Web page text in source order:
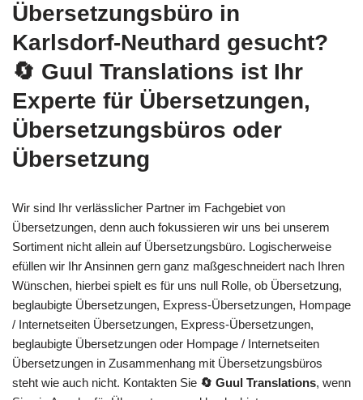
Übersetzungsbüro in
Karlsdorf-Neuthard gesucht?
🔄 Guul Translations ist Ihr
Experte für Übersetzungen,
Übersetzungsbüros oder
Übersetzung
Wir sind Ihr verlässlicher Partner im Fachgebiet von
Übersetzungen, denn auch fokussieren wir uns bei unserem
Sortiment nicht allein auf Übersetzungsbüro. Logischerweise
efüllen wir Ihr Ansinnen gern ganz maßgeschneidert nach Ihren
Wünschen, hierbei spielt es für uns null Rolle, ob Übersetzung,
beglaubigte Übersetzungen, Express-Übersetzungen, Hompage
/ Internetseiten Übersetzungen, Express-Übersetzungen,
beglaubigte Übersetzungen oder Hompage / Internetseiten
Übersetzungen in Zusammenhang mit Übersetzungsbüros
steht wie auch nicht. Kontakten Sie 🔄 Guul Translations, wenn